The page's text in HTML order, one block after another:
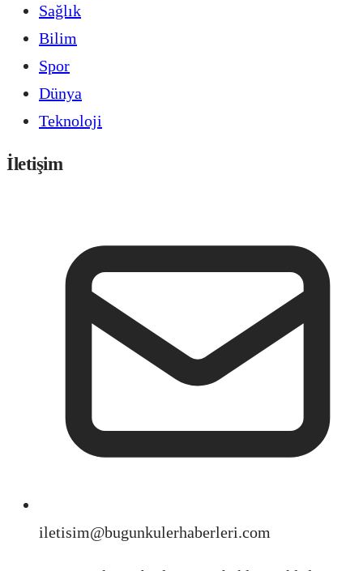
Sağlık
Bilim
Spor
Dünya
Teknoloji
İletişim
iletisim@bugunkulerhaberleri.com